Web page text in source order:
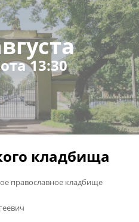
13:30
кладбища
православное кладбище